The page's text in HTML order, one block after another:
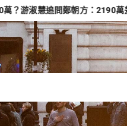
問鄭朝方：2190萬差額去哪了